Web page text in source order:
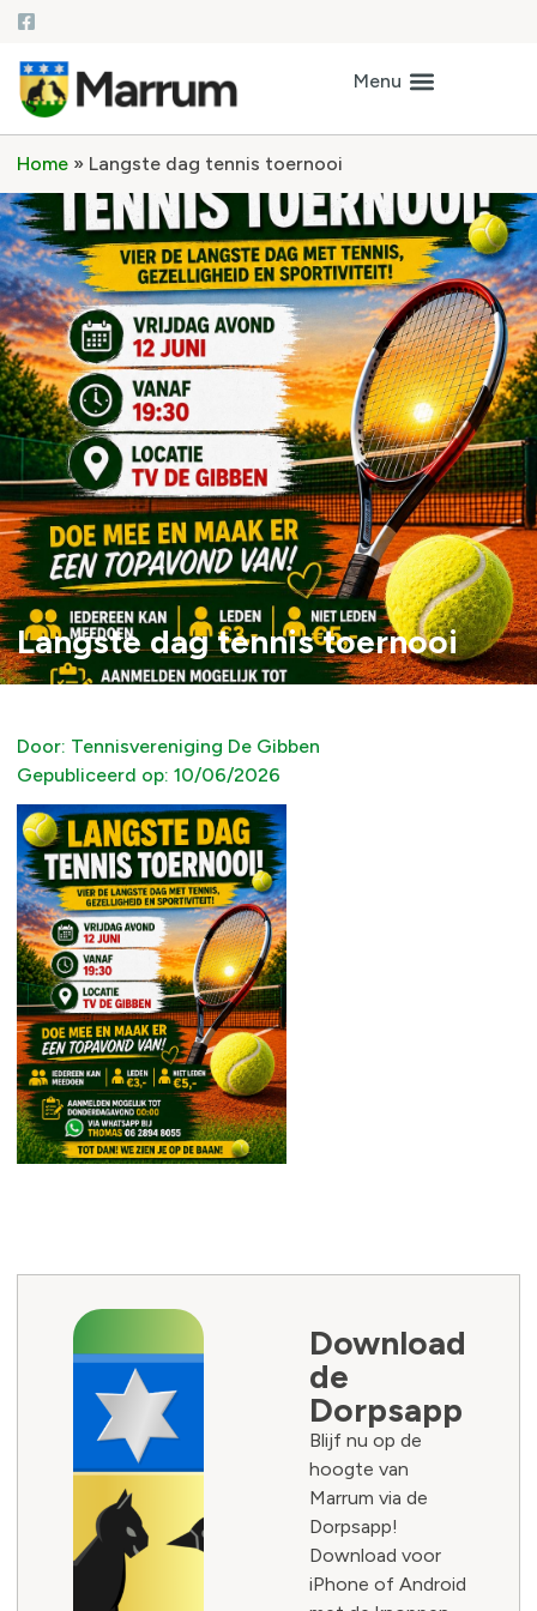
Home » Langste dag tennis toernooi
Langste dag tennis toernooi
Door: Tennisvereniging De Gibben
Gepubliceerd op: 10/06/2026
Download
de
Dorpsapp
Blijf nu op de
hoogte van
Marrum via de
Dorpsapp!
Download voor
iPhone of Android